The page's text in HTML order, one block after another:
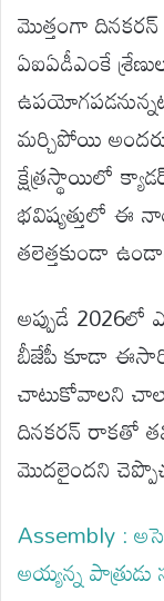
మొత్తంగా
ఏఐఏడీఎంకే
మర్చిపోయి
క్షేత్రస్థాయిలో
భవిష్యత్తులో ఈ
తలెత్తకుండా
అప్పుడే 2026లో
బీజేపీ కూడా
చాటుకోవాలని చాలా
దినకరన్ రాకతో
మొదలైందని
Assembly :
అయ్యన్న